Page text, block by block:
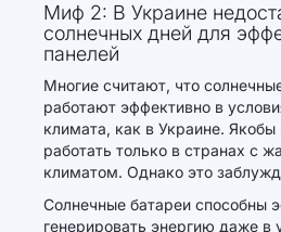
Миф 2: В Украине
солнечных дней для
панелей
Многие считают, что
работают эффективно в
климата, как в Украине. Якобы
работать только в странах с
климатом. Однако это
Солнечные батареи способны
генерировать энергию даже в